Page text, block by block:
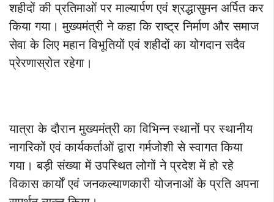
शहीदों की प्रतिमाओं पर माल्यार्पण एवं श्रद्धासुमन अर्पित कर
किया गया। मुख्यमंत्री ने कहा कि राष्ट्र निर्माण और समाज
सेवा के लिए महान विभूतियों एवं शहीदों का योगदान सदैव
प्रेरणास्रोत रहेगा।
यात्रा के दौरान मुख्यमंत्री का विभिन्न स्थानों पर स्थानीय
नागरिकों एवं कार्यकर्ताओं द्वारा गर्मजोशी से स्वागत किया
गया। बड़ी संख्या में उपस्थित लोगों ने प्रदेश में हो रहे
विकास कार्यों एवं जनकल्याणकारी योजनाओं के प्रति अपना